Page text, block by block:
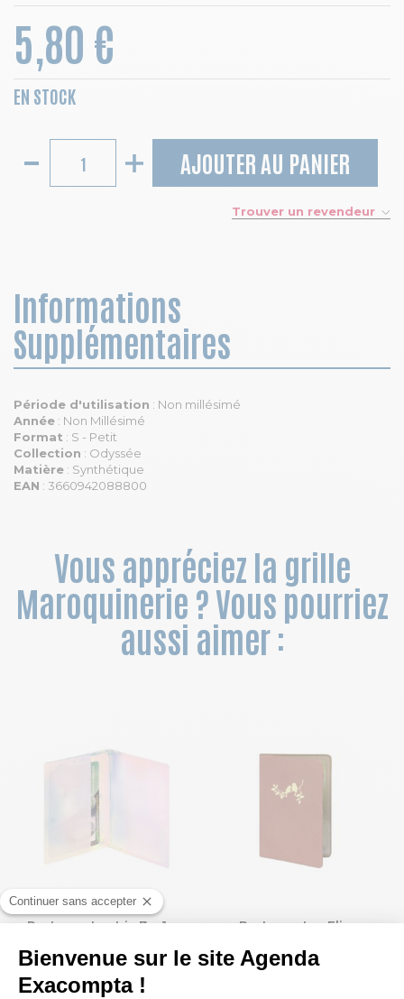
5,80 €
EN STOCK
AJOUTER AU PANIER
Trouver un revendeur
Informations
Supplémentaires
Période d'utilisation : Non millésimé
Année : Non Millésimé
Format : S - Petit
Collection : Odyssée
Matière : Synthétique
EAN : 3660942088800
Vous appréciez la grille
Maroquinerie ? Vous pourriez
aussi aimer :
Porte-cartes Iris 7 x 10 cm Porte-cartes Elise